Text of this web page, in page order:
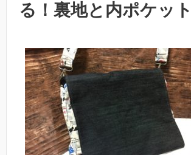
る！裏地と内ポケッ